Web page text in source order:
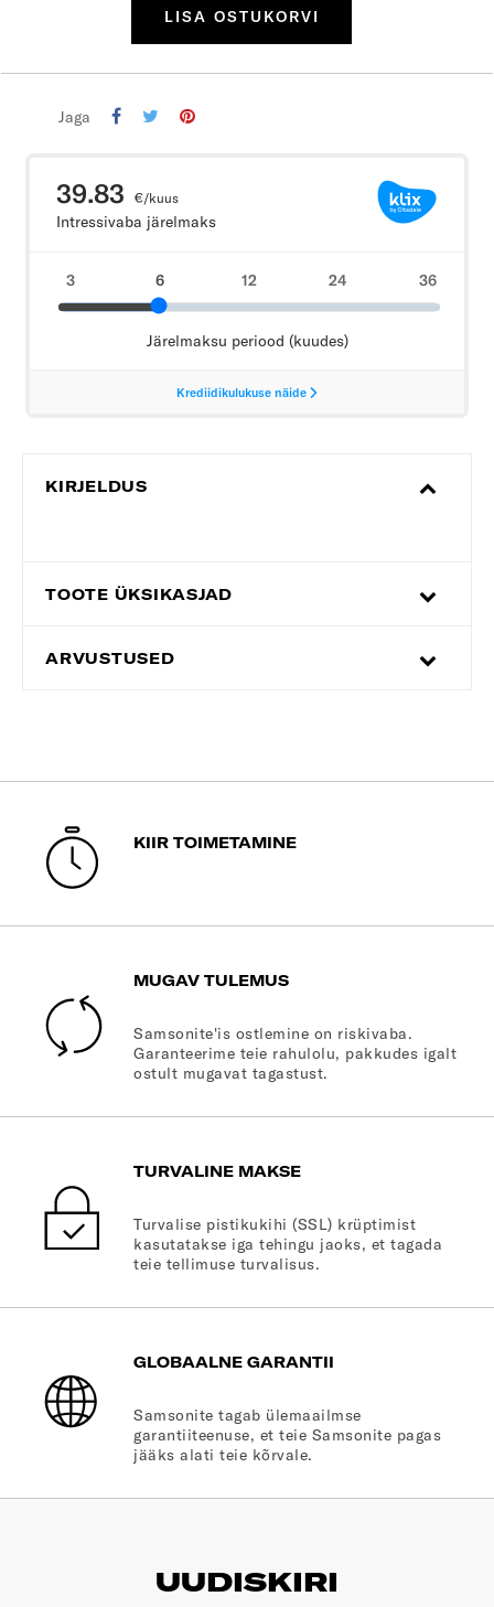
LISA OSTUKORVI
Jaga
KIRJELDUS
TOOTE ÜKSIKASJAD
ARVUSTUSED
KIIR TOIMETAMINE
MUGAV TULEMUS
Samsonite'is ostlemine on riskivaba.
Garanteerime teie rahulolu, pakkudes igalt
ostult mugavat tagastust.
TURVALINE MAKSE
Turvalise pistikukihi (SSL) krüptimist
kasutatakse iga tehingu jaoks, et tagada
teie tellimuse turvalisus.
GLOBAALNE GARANTII
Samsonite tagab ülemaailmse
garantiiteenuse, et teie Samsonite pagas
jääks alati teie kõrvale.
UUDISKIRI